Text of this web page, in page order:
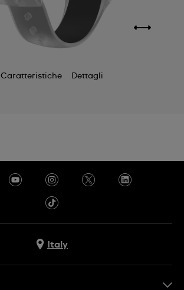
Caratteristiche Dettagli
Italy